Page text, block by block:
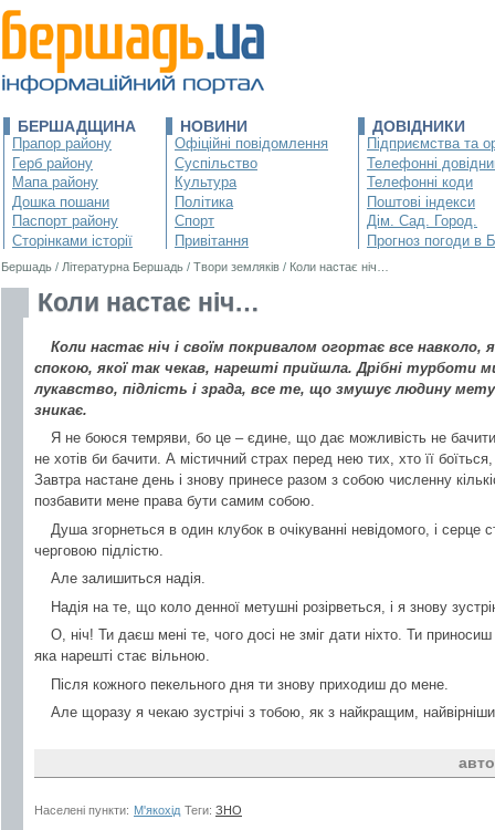
БЕРШАДЩИНА
Прапор району
Герб району
Мапа району
Дошка пошани
Паспорт району
Сторінками історії
НОВИНИ
Офіційні повідомлення
Суспільство
Культура
Політика
Спорт
Привітання
ДОВІДНИКИ
Підприємства та
Телефонні
Телефонні коди
Поштові індекси
Дім. Сад. Город.
Прогноз погоди в
Бершадь / Літературна Бершадь / Твори земляків / Коли настає ніч…
Коли настає ніч…
Коли настає ніч і своїм покривалом огортає все
спокою, якої так чекав, нарешті прийшла. Дрібні турботи
лукавство, підлість і зрада, все те, що змушує людину
зникає.
Я не боюся темряви, бо це – єдине, що дає можливість не бачити
не хотів би бачити. А містичний страх перед нею тих, хто її
Завтра настане день і знову принесе разом з собою численну
позбавити мене права бути самим собою.
Душа згорнеться в один клубок в очікуванні невідомого, і серце
черговою підлістю.
Але залишиться надія.
Надія на те, що коло денної метушні розірветься, і я знову
О, ніч! Ти даєш мені те, чого досі не зміг дати ніхто. Ти
яка нарешті стає вільною.
Після кожного пекельного дня ти знову приходиш до мене.
Але щоразу я чекаю зустрічі з тобою, як з найкращим,
Населені пункти: М'якохід Теги: ЗНО